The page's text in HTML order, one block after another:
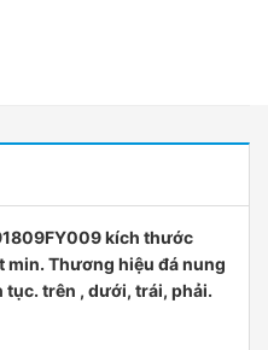
kích thước
Thương hiệu đá nung
tục. trên , dưới, trái, phải.